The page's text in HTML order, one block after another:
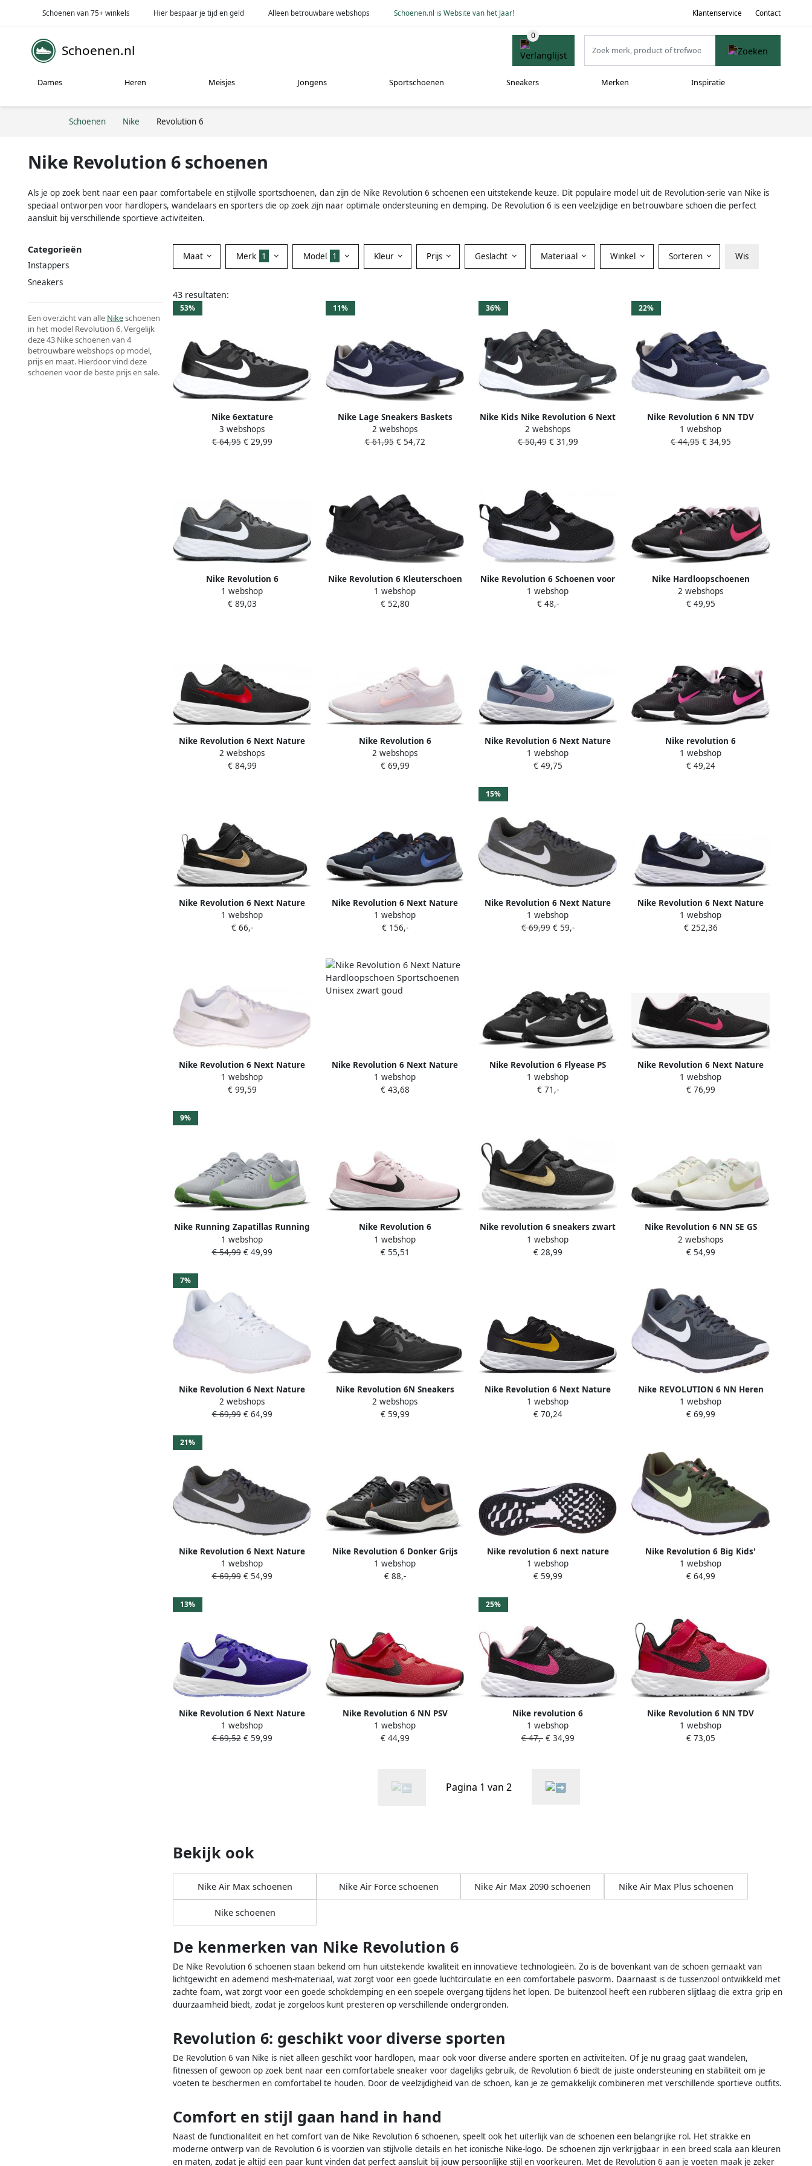
Schoenen van 75+ winkels Hier bespaar je tijd en geld Alleen betrouwbare webshops Schoenen.nl is Website van het Jaar! Klantenservice Contact
Schoenen.nl
Dames Heren Meisjes Jongens Sportschoenen Sneakers Merken Inspiratie
Schoenen Nike Revolution 6
Nike Revolution 6 schoenen
Als je op zoek bent naar een paar comfortabele en stijlvolle sportschoenen, dan zijn de Nike Revolution 6 schoenen een uitstekende keuze. Dit populaire model uit de Revolution-serie van Nike is
speciaal ontworpen voor hardlopers, wandelaars en sporters die op zoek zijn naar optimale ondersteuning en demping. De Revolution 6 is een veelzijdige en betrouwbare schoen die perfect
aansluit bij verschillende sportieve activiteiten.
Categorieën
Instappers
Sneakers
Een overzicht van alle Nikeschoenen
in het model Revolution 6. Vergelijk
deze 43 Nike schoenen van 4
betrouwbare webshops op model,
prijs en maat. Hierdoor vind deze
schoenen voor de beste prijs en sale.
Maat Merk 1 Model 1 Kleur Prijs Geslacht Materiaal Winkel Sorteren Wis
43 resultaten:
53%
Nike 6extature
Hardloopschoenen voor Stijlvol
en comfortabel Zwart
3 webshops
€ 64,95€ 29,99
11%
Nike Lage Sneakers Baskets
Revolution 6 Nn Gs en matière
recyclée
2 webshops
€ 61,95€ 54,72
36%
Nike Kids Nike Revolution 6 Next
Nature(PSV) Kids Hardloopschoen
2 webshops
€ 50,49€ 31,99
22%
Nike Revolution 6 NN TDV
Kinderschoenen Midnight Navy
White Flat Pewter Kinderen
1 webshop
€ 44,95€ 34,95
Nike Revolution 6
hardloopschoenen voor heren
(straat) Grijs
1 webshop
€ 89,03
Nike Revolution 6 Kleuterschoen
Black Dark Smoke Grey Black
Dark Smoke Grey Black
1 webshop
€ 52,80
Nike Revolution 6 Schoenen voor
baby's peuters Zwart
1 webshop
€ 48,-
Nike Hardloopschoenen
Chaussures de running
Revolution 6 GS léger et
2 webshops
€ 49,95
Nike Revolution 6 Next Nature
hardloopschoenen zwart rood
antraciet
2 webshops
€ 84,99
Nike Revolution 6
hardloopschoenen voor dames
(straat) Paars
2 webshops
€ 69,99
Nike Revolution 6 Next Nature
Hardloopschoenen voor
dames(straat) Grijs
1 webshop
€ 49,75
Nike revolution 6
hardloopschoenen zwart roze
kinderen
1 webshop
€ 49,24
Nike Revolution 6 Next Nature
(PSV) Kinderschoen
1 webshop
€ 66,-
Nike Revolution 6 Next Nature
hardloopschoenen donkerblauw
kobaltblauw grijs
1 webshop
€ 156,-
15%
Nike Revolution 6 Next Nature
DC3728-004 Mannen Grijs
Hardloopschoenen
1 webshop
€ 69,99€ 59,-
Nike Revolution 6 Next Nature
hardloopschoenen donkerblauw
wit grijs blauw
1 webshop
€ 252,36
Nike Revolution 6 Next Nature
Hardloopschoenen
Sportschoenen Vrouwen Wit
1 webshop
€ 99,59
Nike Revolution 6 Next Nature
Hardloopschoen Sportschoenen
Unisex zwart goud
1 webshop
€ 43,68
Nike Revolution 6 Flyease PS
Hardloopschoenen Black White
Dk Smoke Grey Kinderen
1 webshop
€ 71,-
Nike Revolution 6 Next Nature
Hardloopschoen Sportschoenen
Vrouwen zwart
1 webshop
€ 76,99
9%
Nike Running Zapatillas Running
Revolution 6 NN Nike Grijs
1 webshop
€ 54,99€ 49,99
Nike Revolution 6
Hardloopschoenen voor kids
(straat) Roze
1 webshop
€ 55,51
Nike revolution 6 sneakers zwart
goud kinderen
1 webshop
€ 28,99
Nike Revolution 6 NN SE GS
Hardloopschoenen 36 Summit
White Honeydew Wit Lichtgroen
2 webshops
€ 54,99
7%
Nike Revolution 6 Next Nature
(Triple White) Sneakers Unisex
2 webshops
€ 69,99€ 64,99
Nike Revolution 6N Sneakers
Veelzijdig Comfort en Flexibele
Demping Zwart Heren
2 webshops
€ 59,99
Nike Revolution 6 Next Nature
Neutrale Hardloopschoenen
1 webshop
€ 70,24
Nike REVOLUTION 6 NN Heren
1 webshop
€ 69,99
21%
Nike Revolution 6 Next Nature
Heren
1 webshop
€ 69,99€ 54,99
Nike Revolution 6 Donker Grijs
Metallic Koper Sportschoenen
Dames Doos Zonder Deksel
1 webshop
€ 88,-
Nike revolution 6 next nature
hardloopschoenen zwart paars
dames
1 webshop
€ 59,99
Nike Revolution 6 Big Kids'
Running Shoes Sneakers
olijfgroen
1 webshop
€ 64,99
13%
Nike Revolution 6 Next Nature
Hardloopschoenen voor
heren(straat) Blauw
1 webshop
€ 69,52€ 59,99
Nike Revolution 6 NN PSV
Hardloopschoenen University
Red Black Kinderen
1 webshop
€ 44,99
25%
Nike revolution 6
hardloopschoenen zwart roze
kinderen
1 webshop
€ 47,-€ 34,99
Nike Revolution 6 NN TDV
Hardloopschoenen University
Red Black Kinderen
1 webshop
€ 73,05
Pagina 1 van 2
Bekijk ook
Nike Air Max schoenen Nike Air Force schoenen Nike Air Max 2090 schoenen Nike Air Max Plus schoenen
Nike schoenen
De kenmerken van Nike Revolution 6
De Nike Revolution 6 schoenen staan bekend om hun uitstekende kwaliteit en innovatieve technologieën. Zo is de bovenkant van de schoen gemaakt van
lichtgewicht en ademend mesh-materiaal, wat zorgt voor een goede luchtcirculatie en een comfortabele pasvorm. Daarnaast is de tussenzool ontwikkeld met
zachte foam, wat zorgt voor een goede schokdemping en een soepele overgang tijdens het lopen. De buitenzool heeft een rubberen slijtlaag die extra grip en
duurzaamheid biedt, zodat je zorgeloos kunt presteren op verschillende ondergronden.
Revolution 6: geschikt voor diverse sporten
De Revolution 6 van Nike is niet alleen geschikt voor hardlopen, maar ook voor diverse andere sporten en activiteiten. Of je nu graag gaat wandelen,
fitnessen of gewoon op zoek bent naar een comfortabele sneaker voor dagelijks gebruik, de Revolution 6 biedt de juiste ondersteuning en stabiliteit om je
voeten te beschermen en comfortabel te houden. Door de veelzijdigheid van de schoen, kan je ze gemakkelijk combineren met verschillende sportieve outfits.
Comfort en stijl gaan hand in hand
Naast de functionaliteit en het comfort van de Nike Revolution 6 schoenen, speelt ook het uiterlijk van de schoenen een belangrijke rol. Het strakke en
moderne ontwerp van de Revolution 6 is voorzien van stijlvolle details en het iconische Nike-logo. De schoenen zijn verkrijgbaar in een breed scala aan kleuren
en maten, zodat je altijd een paar kunt vinden dat perfect aansluit bij jouw persoonlijke stijl en voorkeuren. Met de Revolution 6 aan je voeten maak je zeker